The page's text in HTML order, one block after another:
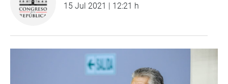
15 Jul 2021 | 12:21 h